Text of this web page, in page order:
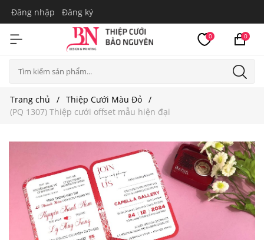
Đăng nhập Đăng ký
0 0
Trang chủ
Thiệp Cưới Màu Đỏ
(PQ 1307) Thiệp cưới offset mẫu hiện đại